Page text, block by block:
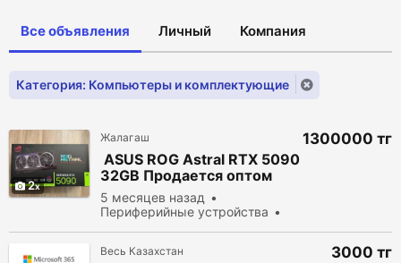
Все объявления Личный Компания
Категория: Компьютеры и комплектующие
2
Жалагаш
ASUS ROG Astral RTX 5090
32GB Продается оптом
5 месяцев назад
Периферийные устройства
1300000 тг
Весь Казахстан 3000 тг